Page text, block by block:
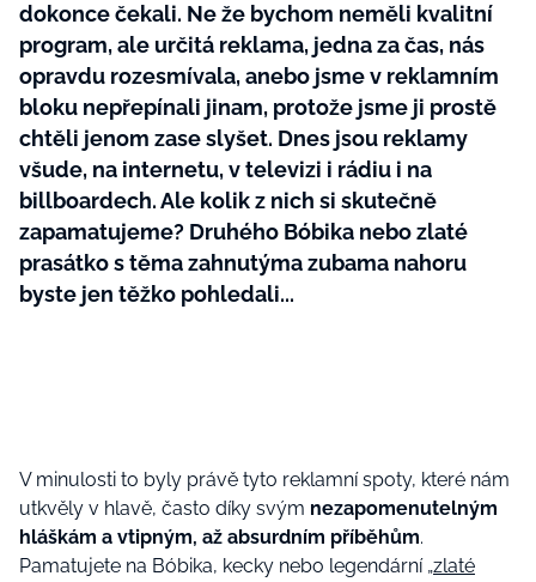
dokonce čekali. Ne že bychom neměli kvalitní
program, ale určitá reklama, jedna za čas, nás
opravdu rozesmívala, anebo jsme v reklamním
bloku nepřepínali jinam, protože jsme ji prostě
chtěli jenom zase slyšet. Dnes jsou reklamy
všude, na internetu, v televizi i rádiu i na
billboardech. Ale kolik z nich si skutečně
zapamatujeme? Druhého Bóbika nebo zlaté
prasátko s těma zahnutýma zubama nahoru
byste jen těžko pohledali...
V minulosti to byly právě tyto reklamní spoty, které nám
utkvěly v hlavě, často díky svým nezapomenutelným
hláškám a vtipným, až absurdním příběhům.
Pamatujete na Bóbika, kecky nebo legendární „zlaté